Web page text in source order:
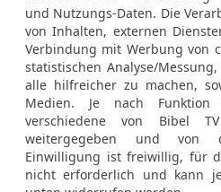
1 Mose 37 2 in
Joseph war 17
Söhnen Bilhas
ihren Vater, was